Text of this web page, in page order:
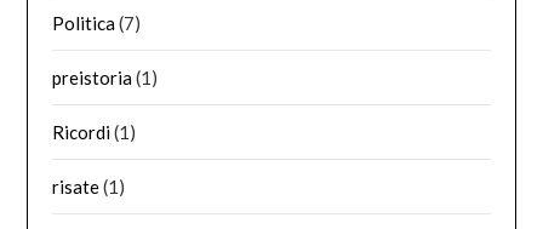
Politica(7)
preistoria(1)
Ricordi(1)
risate(1)